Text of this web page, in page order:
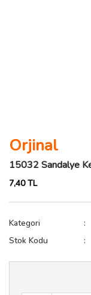
Orjinal
15032 Sandalye
7,40 TL
Kategori
Stok Kodu